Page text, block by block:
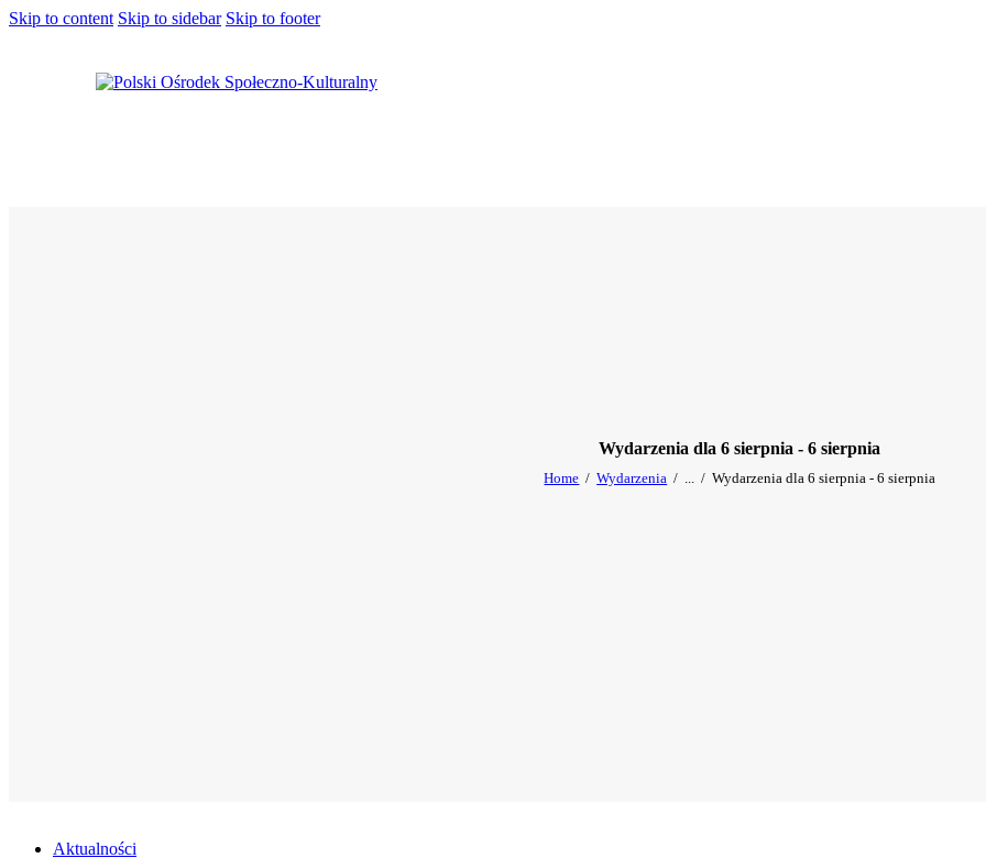
Skip to content Skip to sidebar Skip to footer
Wydarzenia dla 6 sierpnia - 6 sierpnia
Home Wydarzenia Wydarzenia dla 6 sierpnia - 6 sierpnia
Aktualności